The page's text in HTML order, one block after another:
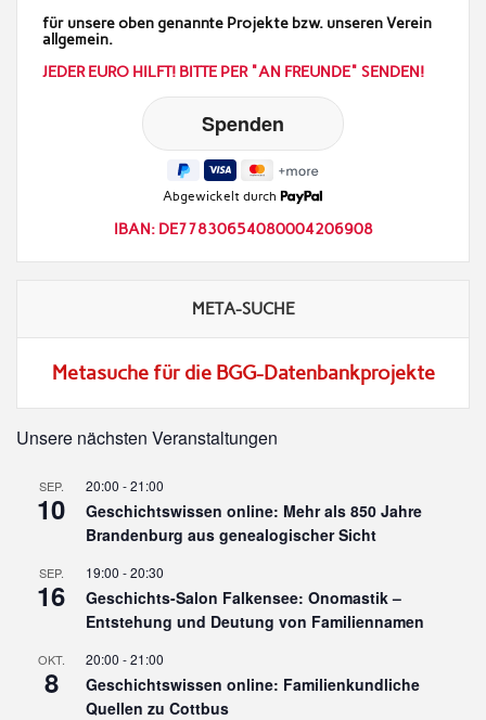
für unsere oben genannte Projekte bzw. unseren Verein
allgemein.
JEDER EURO HILFT! BITTE PER "AN FREUNDE" SENDEN!
Abgewickelt durch
IBAN: DE77830654080004206908
META-SUCHE
Metasuche für die BGG-Datenbankprojekte
Unsere nächsten Veranstaltungen
SEP.
10
20:00 -21:00
Geschichtswissen online: Mehr als 850 Jahre
Brandenburg aus genealogischer Sicht
SEP.
16
19:00 -20:30
Geschichts-Salon Falkensee: Onomastik –
Entstehung und Deutung von Familiennamen
OKT.
8
20:00 -21:00
Geschichtswissen online: Familienkundliche
Quellen zu Cottbus